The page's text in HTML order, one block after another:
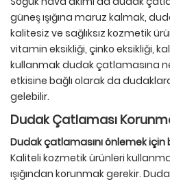
güneş ışığına maruz kalmak,
kalitesiz ve sağlıksız kozmetik
vitamin eksikliği, çinko eksikliği,
kullanmak dudak çatlamasına
etkisine bağlı olarak da
gelebilir.
Dudak Çatlaması
Dudak çatlamasını önlemek için
Kaliteli kozmetik ürünleri
ışığından korunmak gerekir.